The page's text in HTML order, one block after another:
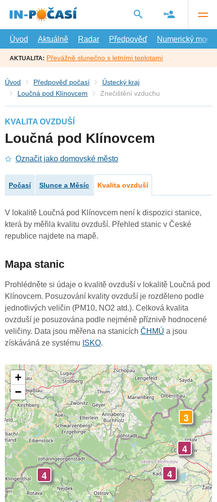
hlavní
Úvod
Aktuálně Radar Předpověď Numerický model
AKTUALITA: Převážně slunečno s letními teplotami
Úvod Předpověď počasí
Ústecký kraj
Loučná pod Klínovcem
Znečištění vzduchu
KVALITA OVZDUŠÍ
Loučná pod Klínovcem
Označit jako domovské město
Počasí Slunce a Měsíc Kvalita ovzduší
V lokalitě Loučná pod Klínovcem není k dispozici stanice,
která by měřila kvalitu ovzduší. Přehled stanic v České
republice najdete na mapě.
Mapa stanic
Prohlédněte si údaje o kvalitě ovzduší v lokalitě Loučná pod
Klínovcem. Posuzování kvality ovzduší je rozděleno podle
jednotlivých veličin (PM10, NO2 atd.). Celková kvalita
ovzduší je posuzována podle nejméně příznivě hodnocené
veličiny. Data jsou měřena na stanicích ČHMÚ a jsou
získáváná ze systému ISKO.
4
3
4
4
+
−